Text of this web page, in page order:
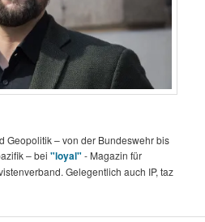
Geopolitik – von der Bundeswehr bis
– bei"loyal" - Magazin für
Gelegentlich auch IP, taz